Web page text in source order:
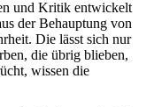
und Kritik entwickelt
der Behauptung von
Die lässt sich nur
die übrig blieben,
wissen die